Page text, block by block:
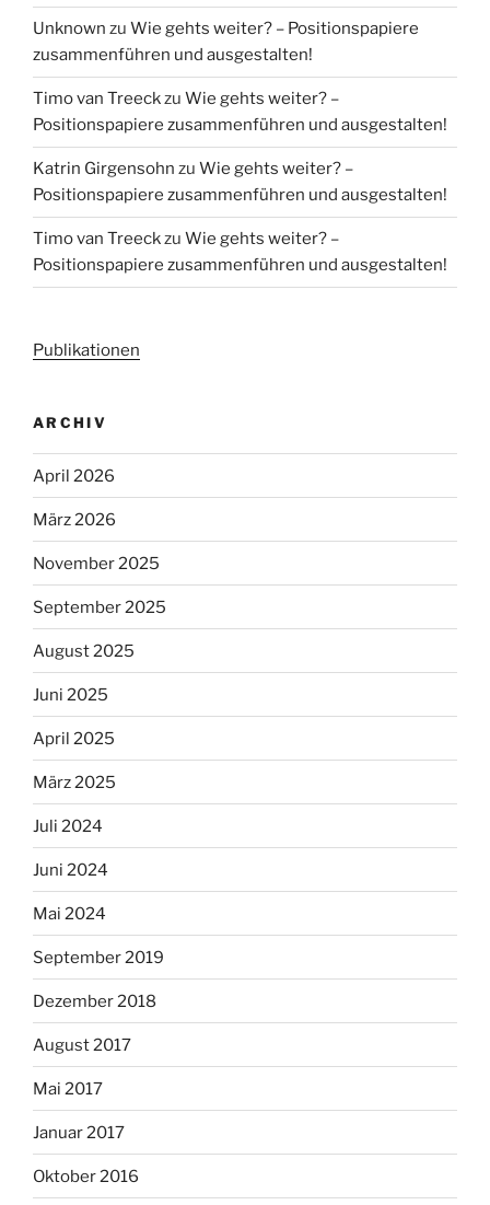
Unknown zu Wie gehts weiter? – Positionspapiere
zusammenführen und ausgestalten!
Timo van Treeckzu Wie gehts weiter? –
Positionspapiere zusammenführen und ausgestalten!
Katrin Girgensohn zu Wie gehts weiter? –
Positionspapiere zusammenführen und ausgestalten!
Timo van Treeckzu Wie gehts weiter? –
Positionspapiere zusammenführen und ausgestalten!
Publikationen
ARCHIV
April 2026
März 2026
November 2025
September 2025
August 2025
Juni 2025
April 2025
März 2025
Juli 2024
Juni 2024
Mai 2024
September 2019
Dezember 2018
August 2017
Mai 2017
Januar 2017
Oktober 2016